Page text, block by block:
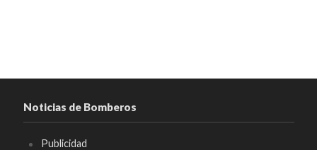
Noticias de Bomberos
Publicidad